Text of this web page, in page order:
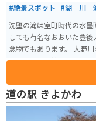
#絶景スポット #湖｜川｜
沈堕の滝は室町時代の水
しても有名なおおいた豊
念物でもあります。 大野
滝からなり、雄滝は幅約
2段重ねになっているよう
しても大人気です。 明治
造の沈堕発電所も、沈堕の
道の駅 きよかわ